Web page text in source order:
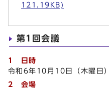
121.19KB)
第1回会議
1 日時
令和6年10月10日（木曜
2 会場